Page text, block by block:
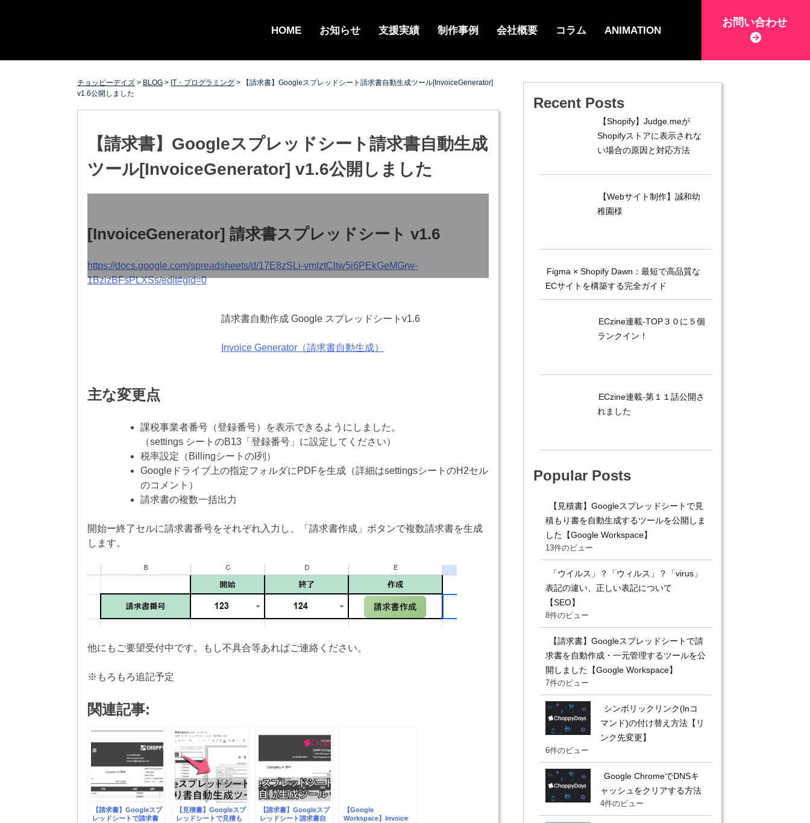
チング チョッピーデイズ ChoppyDays
HOME お知らせ 支援実績 制作事例 会社概要 コラム ANIMATION
お問い合わせ
チョッピーデイズ > BLOG > IT・プログラミング >
【請求書】Googleスプレッドシート請求書自動生成ツール[InvoiceGenerator]
v1.6公開しました
【請求書】Googleスプレッドシート請求書自動生成
ツール[InvoiceGenerator] v1.6公開しました
[InvoiceGenerator] 請求書スプレッドシート v1.6
https://docs.google.com/spreadsheets/d/17E8zSLi-vmIztCltw5i6PEkGeMGrw-
1BzizBFsPLXSs/edit#gid=0
請求書自動作成 Google スプレッドシートv1.6
Invoice Generator（請求書自動生成）
主な変更点
課税事業者番号（登録番号）を表示できるようにしました。
（settings シートのB13「登録番号」に設定してください）
税率設定（BillingシートのI列）
Googleドライブ上の指定フォルダにPDFを生成（詳細はsettingsシートのH2セル
のコメント）
請求書の複数一括出力
開始ー終了セルに請求書番号をそれぞれ入力し、「請求書作成」ボタンで複数請求書を生成
します。
他にもご要望受付中です。もし不具合等あればご連絡ください。
※もろもろ追記予定
関連記事:
【請求書】Googleスプ
レッドシートで請求書
【見積書】Googleスプ
レッドシートで見積も
【請求書】Googleスプ
レッドシート請求書自
【Google
Workspace】Invoice
Recent Posts
【Shopify】Judge.meが
Shopifyストアに表示されな
い場合の原因と対応方法
【Webサイト制作】誠和幼
稚園様
Figma × Shopify Dawn：最短で高品質な
ECサイトを構築する完全ガイド
ECzine連載-TOP３０に５個
ランクイン！
ECzine連載-第１１話公開さ
れました
Popular Posts
【見積書】Googleスプレッドシートで見
積もり書を自動生成するツールを公開しま
した【Google Workspace】
13件のビュー
「ウイルス」？「ウィルス」？「virus」
表記の違い、正しい表記について
【SEO】
8件のビュー
【請求書】Googleスプレッドシートで請
求書を自動作成・一元管理するツールを公
開しました【Google Workspace】
7件のビュー
シンボリックリンク(lnコ
マンド)の付け替え方法【リ
ンク先変更】
6件のビュー
Google ChromeでDNSキ
ャッシュをクリアする方法
4件のビュー